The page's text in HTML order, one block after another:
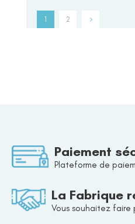
1 2
Paiement
Plateforme de
La Fabrique
Vous souhaitez faire